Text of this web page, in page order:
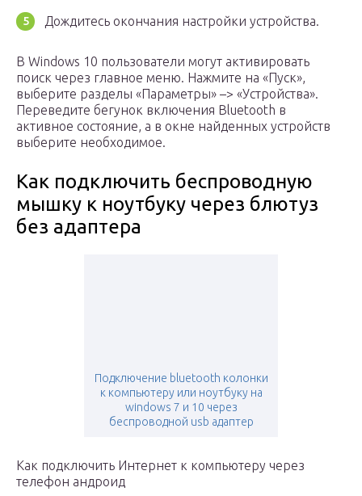
Дождитесь окончания настройки устройства.
В Windows 10 пользователи могут активировать
поиск через главное меню. Нажмите на «Пуск»,
выберите разделы «Параметры» –> «Устройства».
Переведите бегунок включения Bluetooth в
активное состояние, а в окне найденных устройств
выберите необходимое.
Как подключить беспроводную
мышку к ноутбуку через блютуз
без адаптера
Подключение bluetooth колонки
к компьютеру или ноутбуку на
windows 7 и 10 через
беспроводной usb адаптер
Как подключить Интернет к компьютеру через
телефон андроид